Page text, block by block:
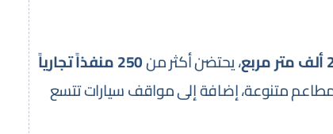
، يحتضن أكثر من250 منفذاً تجارياً
متنوعة، إضافة إلى مواقف سيارات تتسع